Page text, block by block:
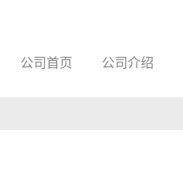
公司首页 公司介绍